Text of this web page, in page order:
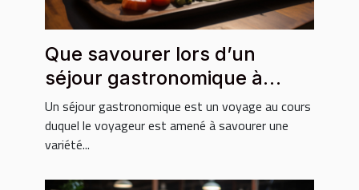
Que savourer lors d’un
séjour gastronomique à
Phuket ?
Un séjour gastronomique est un voyage au cours
duquel le voyageur est amené à savourer une
variété...